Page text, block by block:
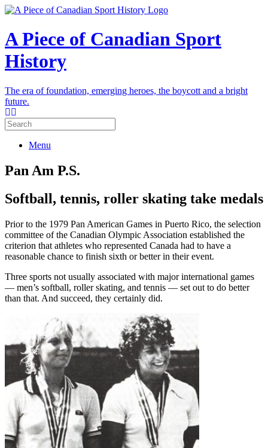
A Piece of Canadian Sport
History
The era of foundation, emerging heroes, the boycott and a bright
future.
Menu
Pan Am P.S.
Softball, tennis, roller skating take medals
Prior to the 1979 Pan American Games in Puerto Rico, the selection
committee of the Canadian Olympic Association established the
criterion that athletes who represented Canada had to have a
reasonable chance to finish sixth or better in their event.
Three sports not usually associated with major international games
— men’s softball, roller skating, and tennis — set out to do better
than that. And succeed, they certainly did.